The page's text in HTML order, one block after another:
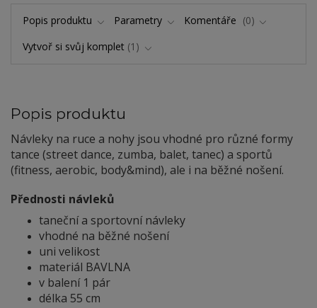
Popis produktu Parametry Komentáře
0
Vytvoř si svůj komplet 1
Popis produktu
Návleky na ruce a nohy jsou vhodné pro různé formy
tance (street dance, zumba, balet, tanec) a sportů
(fitness, aerobic, body&mind), ale i na běžné nošení.
Přednosti návleků
taneční a sportovní návleky
vhodné na běžné nošení
uni velikost
materiál BAVLNA
v balení 1 pár
délka 55 cm